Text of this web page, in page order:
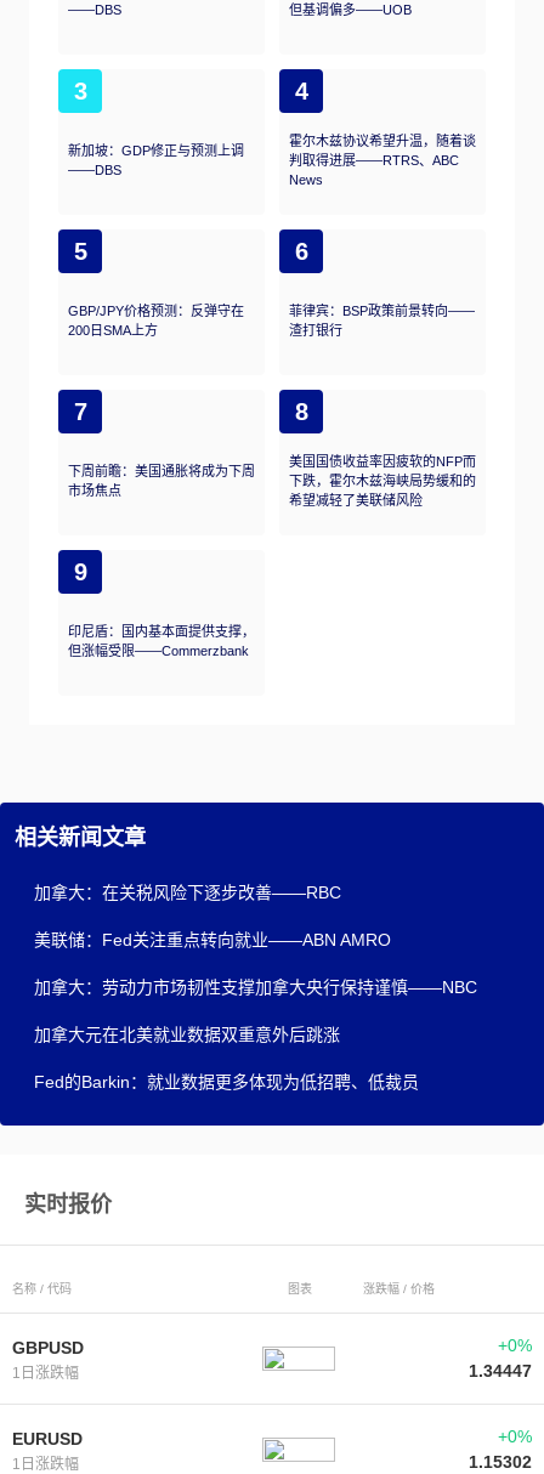
——DBS
但基调偏多——UOB
3
新加坡：GDP修正与预测上调
——DBS
4
霍尔木兹协议希望升温，随着谈
判取得进展——RTRS、ABC
News
5
GBP/JPY价格预测：反弹守在
200日SMA上方
6
菲律宾：BSP政策前景转向——
渣打银行
7
下周前瞻：美国通胀将成为下周
市场焦点
8
美国国债收益率因疲软的NFP而
下跌，霍尔木兹海峡局势缓和的
希望减轻了美联储风险
9
印尼盾：国内基本面提供支撑，
但涨幅受限——Commerzbank
相关新闻文章
加拿大：在关税风险下逐步改善——RBC
美联储：Fed关注重点转向就业——ABN AMRO
加拿大：劳动力市场韧性支撑加拿大央行保持谨慎——NBC
加拿大元在北美就业数据双重意外后跳涨
Fed的Barkin：就业数据更多体现为低招聘、低裁员
实时报价
名称 / 代码 图表 涨跌幅 / 价格
GBPUSD
1日涨跌幅
+0%
1.34447
EURUSD
1日涨跌幅
+0%
1.15302